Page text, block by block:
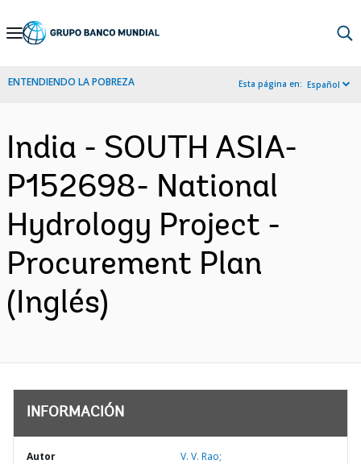
Skip
Navigation
ENTENDIENDO LA POBREZA Esta página en: Español
India - SOUTH ASIA-
P152698- National
Hydrology Project -
Procurement Plan
(Inglés)
INFORMACIÓN
Autor V. V. Rao;